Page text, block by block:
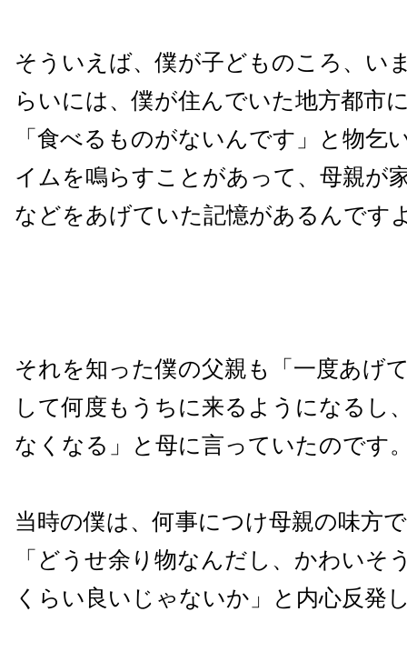
そういえば、僕が子どものころ、い
らいには、僕が住んでいた地方都市
「食べるものがないんです」と物乞
イムを鳴らすことがあって、母親が
などをあげていた記憶があるんです
それを知った僕の父親も「一度あげ
して何度もうちに来るようになるし
なくなる」と母に言っていたのです
当時の僕は、何事につけ母親の味方
「どうせ余り物なんだし、かわいそ
くらい良いじゃないか」と内心反発